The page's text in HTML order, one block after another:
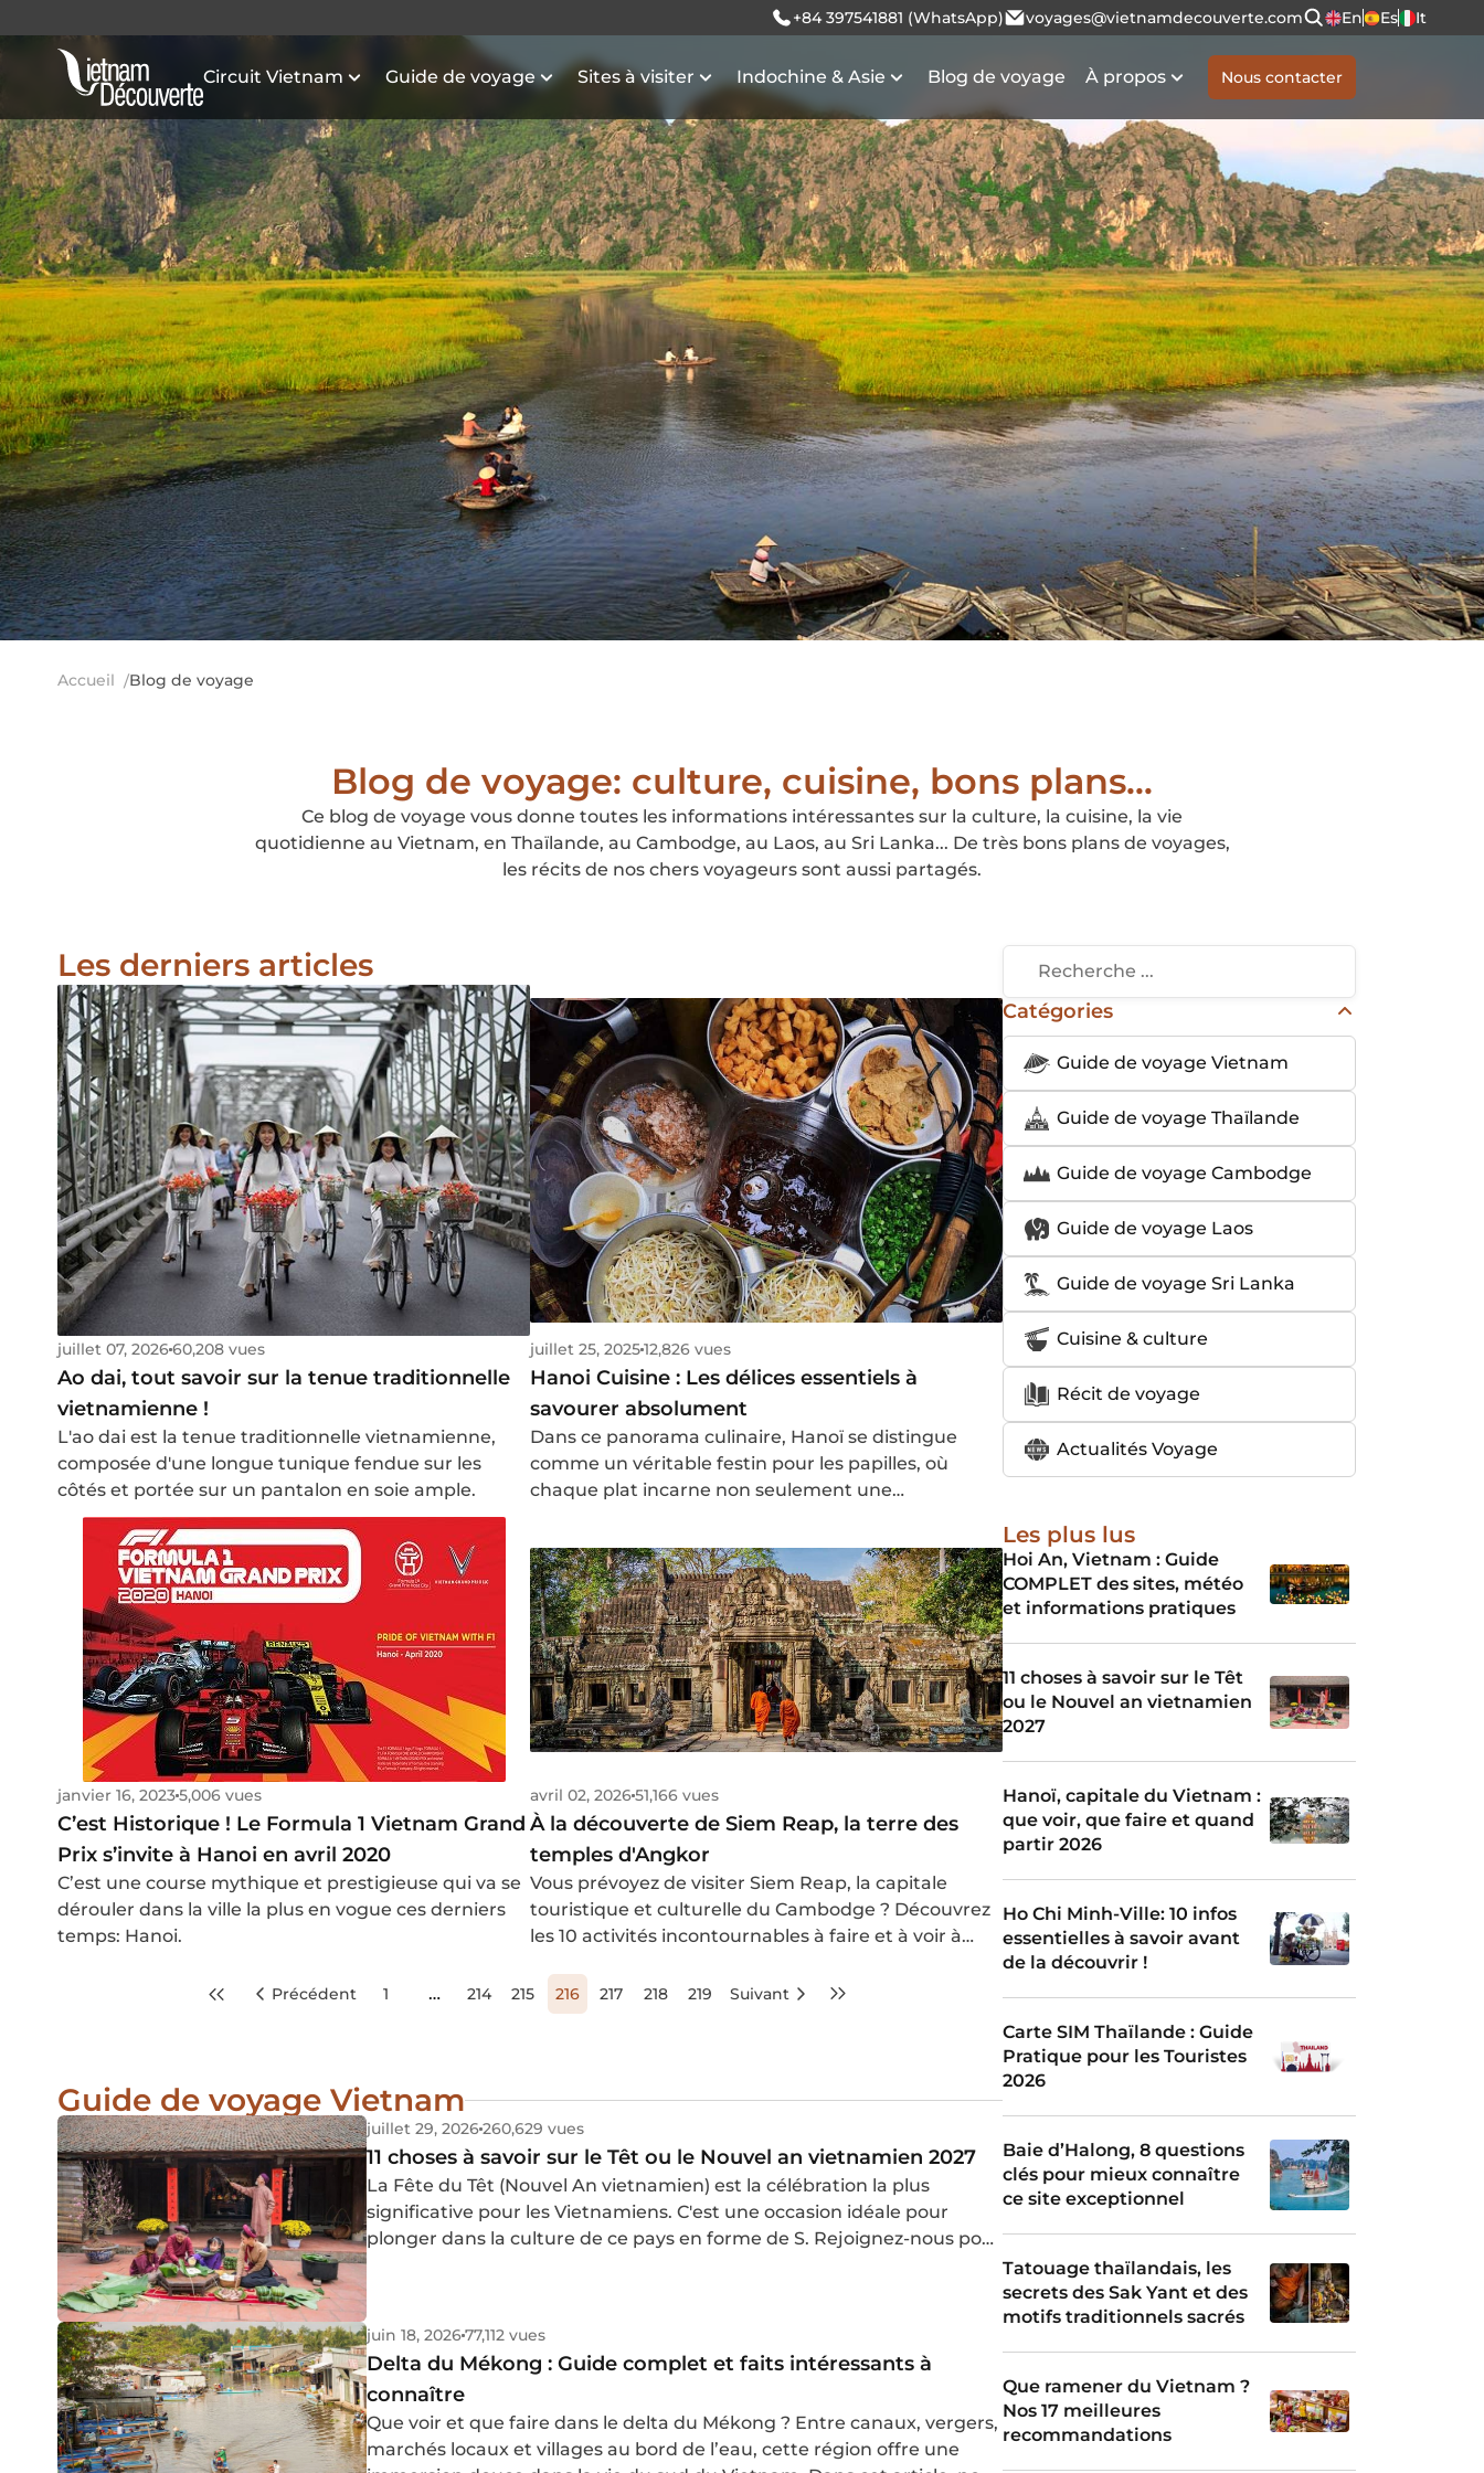
+84 397541881 (WhatsApp) voyages@vietnamdecouverte.com En Es It
Circuit Vietnam Guide de voyage Sites à visiter Indochine & Asie Blog de voyage À propos Nous contacter
Accueil Blog de voyage
Blog de voyage: culture, cuisine, bons plans...
Ce blog de voyage vous donne toutes les informations intéressantes sur la culture, la cuisine, la vie
quotidienne au Vietnam, en Thaïlande, au Cambodge, au Laos, au Sri Lanka... De très bons plans de voyages,
les récits de nos chers voyageurs sont aussi partagés.
Les derniers articles
juillet 07, 202660,208 vues
Ao dai, tout savoir sur la tenue traditionnelle
vietnamienne !
L'ao dai est la tenue traditionnelle vietnamienne,
composée d'une longue tunique fendue sur les
côtés et portée sur un pantalon en soie ample.
juillet 25, 202512,826 vues
Hanoi Cuisine : Les délices essentiels à
savourer absolument
Dans ce panorama culinaire, Hanoï se distingue
comme un véritable festin pour les papilles, où
chaque plat incarne non seulement une
beauté culturelle et l’histoire millénaire du pays.
janvier 16, 20235,006 vues
C’est Historique ! Le Formula 1 Vietnam Grand
Prix s’invite à Hanoi en avril 2020
C’est une course mythique et prestigieuse qui va se
dérouler dans la ville la plus en vogue ces derniers
temps: Hanoi.
avril 02, 202651,166 vues
À la découverte de Siem Reap, la terre des
temples d'Angkor
Vous prévoyez de visiter Siem Reap, la capitale
touristique et culturelle du Cambodge ? Découvrez
les 10 activités incontournables à faire et à voir à
expérience mémorable.
Précédent 1 … 214 215 216 217 218 219 Suivant
Guide de voyage Vietnam
juillet 29, 2026260,629 vues
11 choses à savoir sur le Têt ou le Nouvel an vietnamien 2027
La Fête du Têt (Nouvel An vietnamien) est la célébration la plus
significative pour les Vietnamiens. C'est une occasion idéale pour
plonger dans la culture de ce pays en forme de S. Rejoignez-nous pour
juin 18, 202677,112 vues
Delta du Mékong : Guide complet et faits intéressants à
connaître
Que voir et que faire dans le delta du Mékong ? Entre canaux, vergers,
marchés locaux et villages au bord de l’eau, cette région offre une
Catégories
Guide de voyage Vietnam
Guide de voyage Thaïlande
Guide de voyage Cambodge
Guide de voyage Laos
Guide de voyage Sri Lanka
Cuisine & culture
Récit de voyage
Actualités Voyage
Les plus lus
Hoi An, Vietnam : Guide
COMPLET des sites, météo
et informations pratiques
11 choses à savoir sur le Têt
ou le Nouvel an vietnamien
2027
Hanoï, capitale du Vietnam :
que voir, que faire et quand
partir 2026
Ho Chi Minh-Ville: 10 infos
essentielles à savoir avant
de la découvrir !
Carte SIM Thaïlande : Guide
Pratique pour les Touristes
2026
Baie d’Halong, 8 questions
clés pour mieux connaître
ce site exceptionnel
Tatouage thaïlandais, les
secrets des Sak Yant et des
motifs traditionnels sacrés
Que ramener du Vietnam ?
Nos 17 meilleures
recommandations